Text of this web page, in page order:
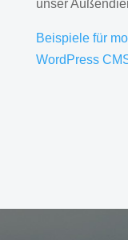
unser
Beispiele für
WordPress